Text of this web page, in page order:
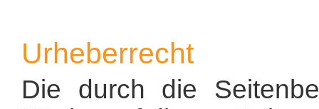
Urheberrecht
Die durch die